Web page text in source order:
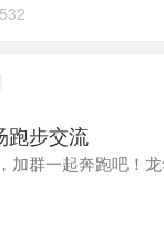
跑步交流
加群一起奔跑吧！